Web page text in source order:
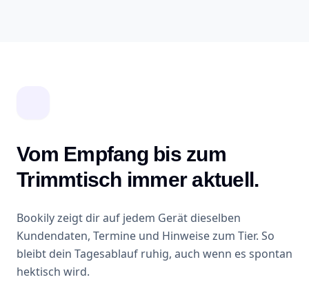
Vom Empfang bis zum
Trimmtisch immer aktuell.
Bookily zeigt dir auf jedem Gerät dieselben
Kundendaten, Termine und Hinweise zum Tier. So
bleibt dein Tagesablauf ruhig, auch wenn es spontan
hektisch wird.